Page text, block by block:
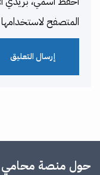
المتصفح لاستخدامها
حول منصة